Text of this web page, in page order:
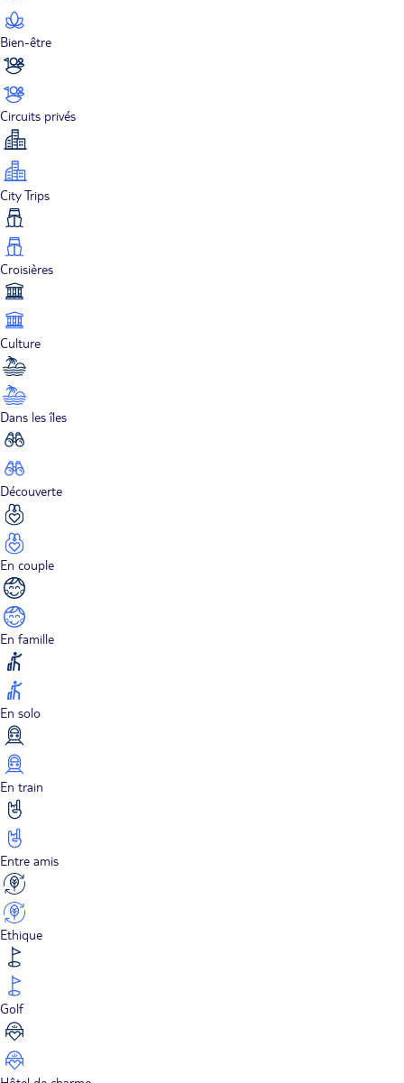
Bien-être
Circuits privés
City Trips
Croisières
Culture
Dans les îles
Découverte
En couple
En famille
En solo
En train
Entre amis
Ethique
Golf